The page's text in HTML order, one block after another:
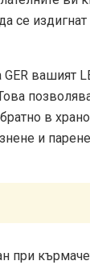
се издигнат
вашият
в
и
при